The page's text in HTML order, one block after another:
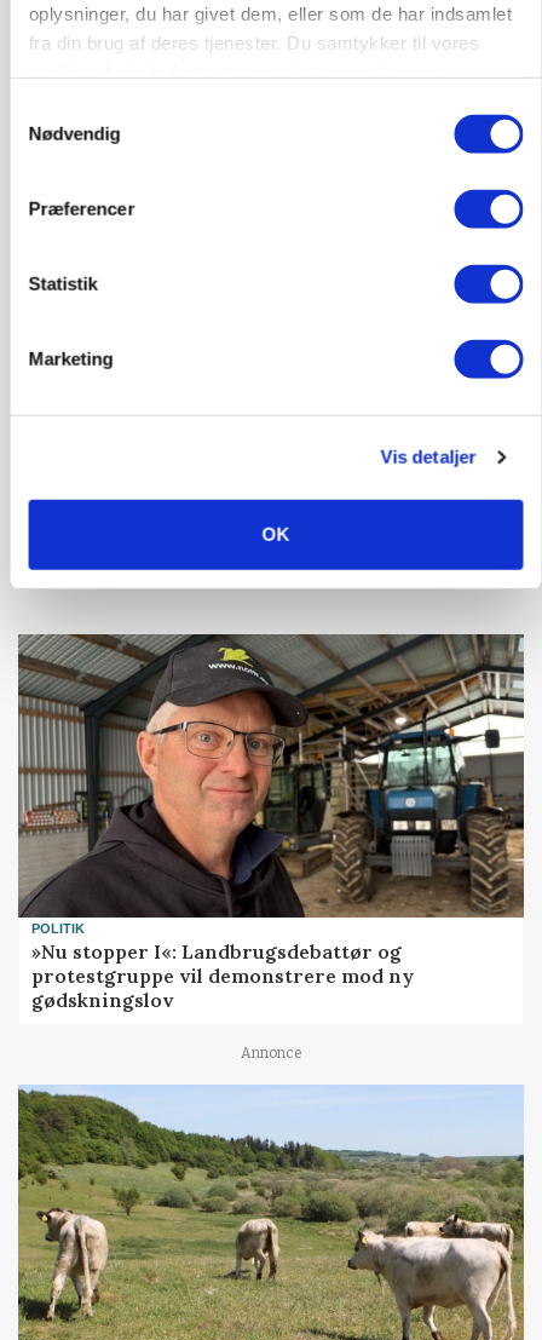
oplysninger, du har givet dem, eller som de har indsamlet
fra din brug af deres tjenester. Du samtykker til vores
Nødvendig
Præferencer
Statistik
Marketing
Vis detaljer
OK
MARKEDSFOKUS
Prisgab på 20 kroner pr. kg vokser: Polsk kylling
presser markedet
GRISE
Loading...
POLITIK
»Nu stopper I«: Landbrugsdebattør og
protestgruppe vil demonstrere mod ny
gødskningslov
Annonce